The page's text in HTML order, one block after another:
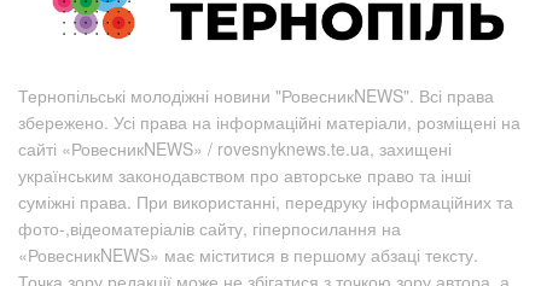
Тернопільські молодіжні новини "РовесникNEWS". Всі права
збережено. Усі права на інформаційні матеріали, розміщені на
сайті «РовесникNEWS» / rovesnyknews.te.ua, захищені
українським законодавством про авторське право та інші
суміжні права. При використанні, передруку інформаційних та
фото-,відеоматеріалів сайту, гіперпосилання на
«РовесникNEWS» має міститися в першому абзаці тексту.